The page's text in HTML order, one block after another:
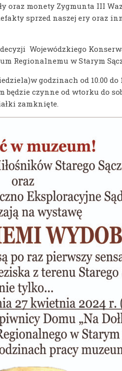
oraz monety Zygmunta III
sprzed naszej ery oraz
Wojewódzkiego
Regionalnemu w Starym
godzinach od 10.00 do
będzie czynne od wtorku do
zamknięte.